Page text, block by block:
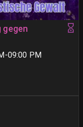
gegen
09:00 PM